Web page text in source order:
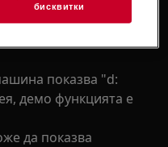
показва "d:
демо функцията е
да показва
бисквитки